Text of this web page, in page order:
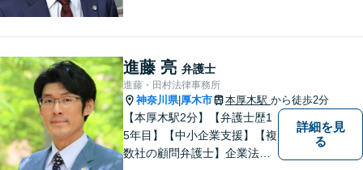
B面談可】【本厚木駅1分】
進藤 亮 弁護士
進藤・田村法律事務所
神奈川県| 厚木市 本厚木駅 から徒歩2分
【本厚木駅2分】【弁護士歴1
5年目】【中小企業支援】【複
数社の顧問弁護士】企業法
詳細を見
る